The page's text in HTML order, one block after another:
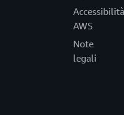
Accessibilità
AWS
Note
legali